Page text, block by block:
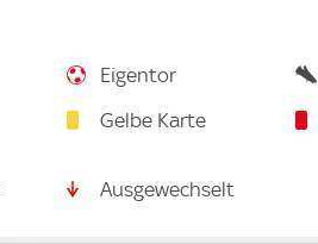
Eigentor
Gelbe Karte
Ausgewechselt